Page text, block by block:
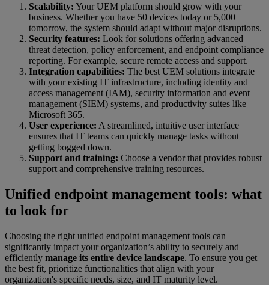
Scalability: Your UEM platform should grow with your
business. Whether you have 50 devices today or 5,000
tomorrow, the system should adapt without major disruptions.
Security features: Look for solutions offering advanced
threat detection, policy enforcement, and endpoint compliance
reporting. For example, secure remote access and support.
Integration capabilities: The best UEM solutions integrate
with your existing IT infrastructure, including identity and
access management (IAM), security information and event
management (SIEM) systems, and productivity suites like
Microsoft 365.
User experience: A streamlined, intuitive user interface
ensures that IT teams can quickly manage tasks without
getting bogged down.
Support and training: Choose a vendor that provides robust
support and comprehensive training resources.
Unified endpoint management tools: what
to look for
Choosing the right unified endpoint management tools can
significantly impact your organization’s ability to securely and
efficiently manage its entire device landscape. To ensure you get
the best fit, prioritize functionalities that align with your
organization's specific needs, size, and IT maturity level.